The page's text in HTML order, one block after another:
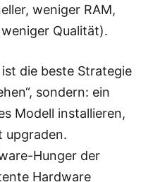
weniger RAM,
Qualität).
die beste Strategie
sondern: ein
Modell installieren,
upgraden.​
Hunger der
Hardware